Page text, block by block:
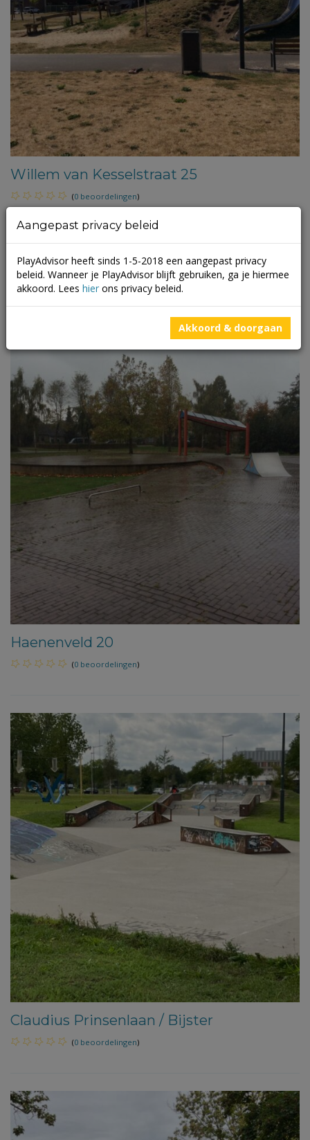
Willem van Kesselstraat 25
(0 beoordelingen)
Kesselstraat in de wijk Geeren-Zuid in Breda voor alle leeftijden.
Zo is er een grote waterspeelplaats en speelhuisje voor peuters
en kleuters in de leeftijd van 1 tot ca. 5 jaar. Ook kunnen
kinderen hier glijden van de grote taludglijbaan, samen
schommelen op de duo […]
Haenenveld 20
(0 beoordelingen)
Claudius Prinsenlaan / Bijster
(0 beoordelingen)
Aangepast privacy beleid
PlayAdvisor heeft sinds 1-5-2018 een aangepast privacy
beleid. Wanneer je PlayAdvisor blijft gebruiken, ga je hiermee
akkoord. Lees hier ons privacy beleid.
Akkoord & doorgaan